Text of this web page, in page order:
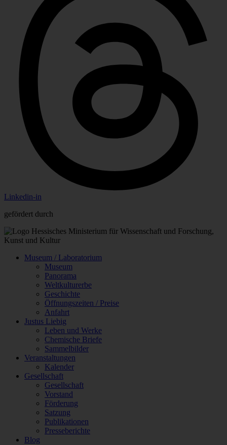
Linkedin-in
gefördert durch
Museum / Laboratorium
Museum
Panorama
Weltkulturerbe
Geschichte
Öffnungszeiten / Preise
Anfahrt
Justus Liebig
Leben und Werke
Chemische Briefe
Sammelbilder
Veranstaltungen
Kalender
Gesellschaft
Gesellschaft
Vorstand
Förderung
Satzung
Publikationen
Presseberichte
Blog